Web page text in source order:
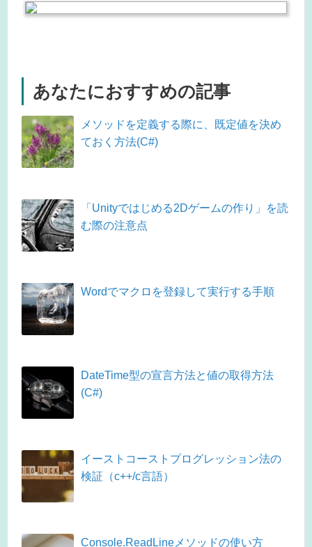
あなたにおすすめの記事
メソッドを定義する際に、既定値を決め
ておく方法(C#)
「Unityではじめる2Dゲームの作り」を読
む際の注意点
Wordでマクロを登録して実行する手順
DateTime型の宣言方法と値の取得方法
(C#)
イーストコーストプログレッション法の
検証（c++/c言語）
Console.ReadLineメソッドの使い方